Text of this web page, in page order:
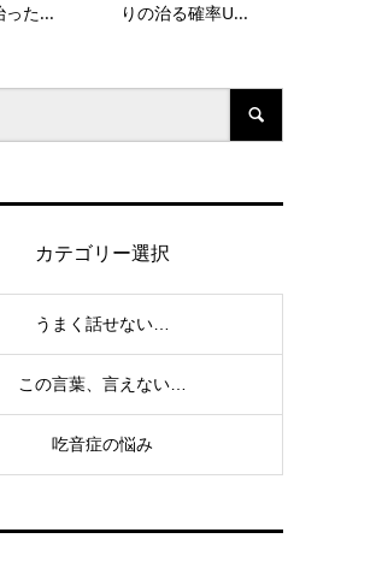
った...
りの治る確率U...
カテゴリー選択
うまく話せない…
この言葉、言えない…
吃音症の悩み